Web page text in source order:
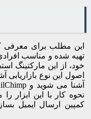
این مطلب برای معرفی
تهیه شده و مناسب
خود، از این مارکتینگ
اصول این نوع بازاریابی
نحوه کار با این ابزار
کمپین ارسال ایمیل